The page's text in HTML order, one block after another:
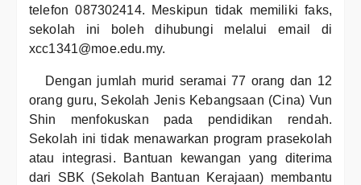
telefon 087302414. Meskipun tidak memiliki faks,
sekolah ini boleh dihubungi melalui email di
xcc1341@moe.edu.my.
Dengan jumlah murid seramai 77 orang dan 12
orang guru, Sekolah Jenis Kebangsaan (Cina) Vun
Shin menfokuskan pada pendidikan rendah.
Sekolah ini tidak menawarkan program prasekolah
atau integrasi. Bantuan kewangan yang diterima
dari SBK (Sekolah Bantuan Kerajaan) membantu